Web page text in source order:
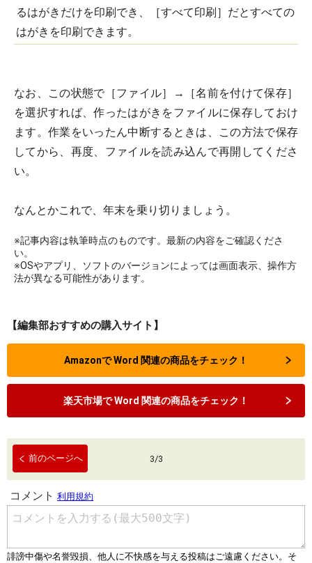
るはがきだけを印刷でき、［すべて印刷］だとすべての
はがきを印刷できます。
なお、この状態で［ファイル］→［名前を付けて保存］
を選択すれば、作ったはがきをファイルに保存しておけ
ます。作業をいったん中断するときは、この方法で保存
してから、再度、ファイルを読み込んで再開してくださ
い。
なんとかこれで、年末を乗り切りましょう。
※記事内容は執筆時点のものです。最新の内容をご確認くださ
い。
※OSやアプリ、ソフトのバージョンによっては画面表示、操作方
法が異なる可能性があります。
【編集部おすすめの購入サイト】
Amazonで Word 関連の商品をチェック！
楽天市場で Word 関連の商品をチェック！
前のページへ 3/3